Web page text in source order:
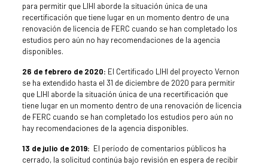
para permitir que LIHI aborde la situación única de una
recertificación que tiene lugar en un momento dentro de una
renovación de licencia de FERC cuando se han completado los
estudios pero aún no hay recomendaciones de la agencia
disponibles.
26 de febrero de 2020: El Certificado LIHI del proyecto Vernon
se ha extendido hasta el 31 de diciembre de 2020 para permitir
que LIHI aborde la situación única de una recertificación que
tiene lugar en un momento dentro de una renovación de licencia
de FERC cuando se han completado los estudios pero aún no
hay recomendaciones de la agencia disponibles.
13 de julio de 2019: El período de comentarios públicos ha
cerrado, la solicitud continúa bajo revisión en espera de recibir